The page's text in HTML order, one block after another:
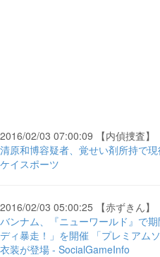
2016/02/03 07:00:09 【内偵捜査】
清原和博容疑者、覚せい剤所持で
ケイスポーツ
2016/02/03 05:00:25 【赤ずきん】
バンナム、『ニューワールド』で
ディ暴走！」を開催 「プレミアム
衣装が登場 - SocialGameInfo